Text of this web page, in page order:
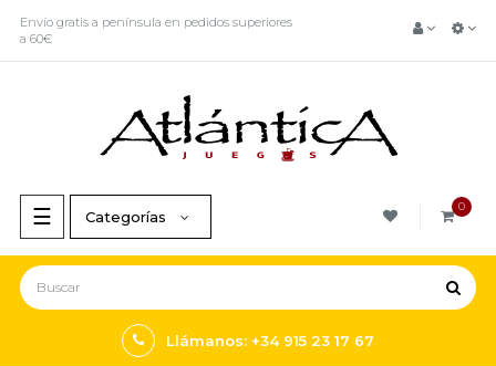
Envío gratis a península en pedidos superiores
a 60€
Navegación
de
palanca
☰ 0
Categorías
Llámanos: +34 915 23 17 67